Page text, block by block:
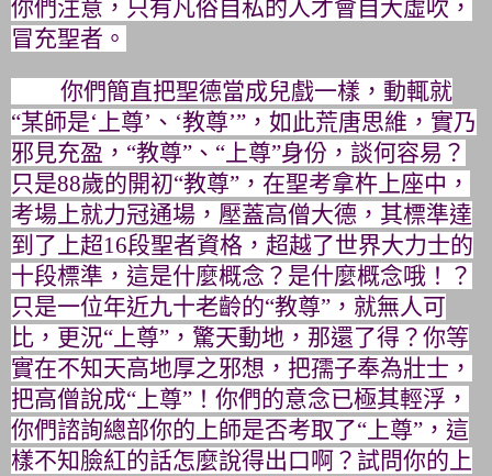
你們注意， 只有凡俗自私的人才會自大虛吹，
冒充聖者。
你們簡直把聖德當成兒戲一樣，動輒就
“某師是‘上尊’、‘教尊’”，如此荒唐思維，實乃
邪見充盈，“教尊”、“上尊”身份， 談何容易？
只是88歲的開初“教尊”，在聖考拿杵上座中，
考場上就力冠通場，壓蓋高僧大德，其標準達
到了上超16段聖者資格，超越了世界大力士的
十段標準，這是什麼概念？是什麼概念哦！ ？
只是一位年近九十老齡的“教尊”，就無人可
比，更況“上尊”， 驚天動地，那還了得？你等
實在不知天高地厚之邪想， 把孺子奉為壯士，
把高僧說成“上尊”！你們的意念已極其輕浮，
你們諮詢總部你的上師是否考取了“上尊”， 這
樣不知臉紅的話怎麼說得出口啊？ 試問你的上